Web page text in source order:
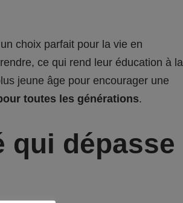
choix parfait pour la vie en
ce qui rend leur éducation à la
jeune âge pour encourager une
toutes les générations.
qui dépasse